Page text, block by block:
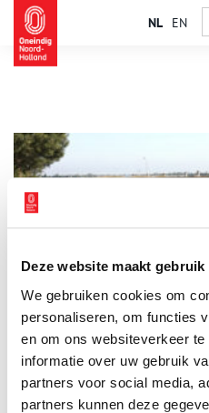
Deze website maakt
We gebruiken cookies om
personaliseren, om functies
en om ons websiteverkeer
informatie over uw gebruik
partners voor social media,
partners kunnen deze
NL EN
De Batterij aan de Sloterweg is
tussen het Fort bij Hoofddorp
batterij maakt deel uit van het
van Amsterdam.